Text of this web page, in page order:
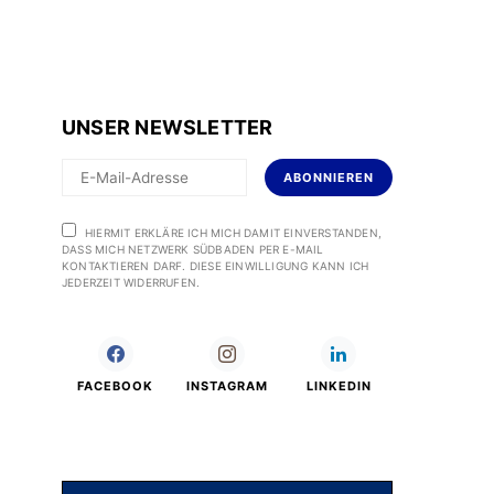
UNSER NEWSLETTER
ABONNIEREN
HIERMIT ERKLÄRE ICH MICH DAMIT EINVERSTANDEN,
DASS MICH NETZWERK SÜDBADEN PER E-MAIL
KONTAKTIEREN DARF. DIESE EINWILLIGUNG KANN ICH
JEDERZEIT WIDERRUFEN.
FACEBOOK INSTAGRAM LINKEDIN